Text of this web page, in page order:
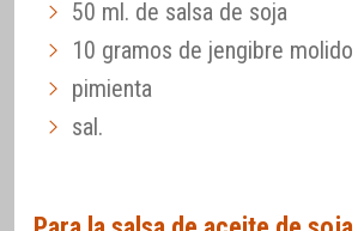
50 ml. de salsa de soja
10 gramos de jengibre molido
pimienta
sal.